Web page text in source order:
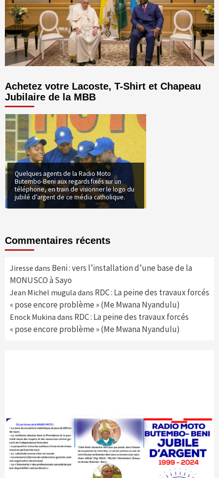
Achetez votre Lacoste, T-Shirt et Chapeau
Jubilaire de la MBB
Quelques agents de la Radio Moto
Butembo-Beni aux regards fixés sur un
téléphone, en train de visionner le logo du
jubilé d’argent de ce média catholique.
Commentaires récents
Jiresse dans Beni : vers l’installation d’une base de la
MONUSCO à Sayo
Jean Michel mugula dans RDC : La peine des travaux forcés
« pose encore problème » (Me Mwana Nyandulu)
Enock Mukina dans RDC : La peine des travaux forcés
« pose encore problème » (Me Mwana Nyandulu)